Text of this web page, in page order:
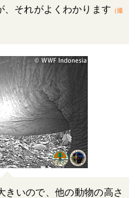
、それがよくわかります （撮
きいので、他の動物の高さ